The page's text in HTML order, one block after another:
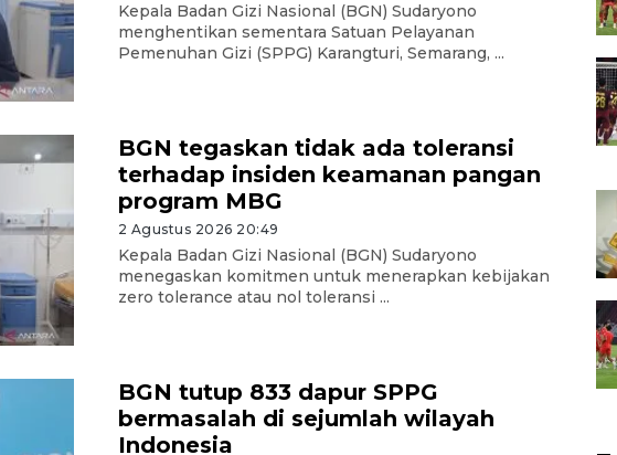
Kepala Badan Gizi Nasional (BGN) Sudaryono
menghentikan sementara Satuan Pelayanan
Pemenuhan Gizi (SPPG) Karangturi, Semarang, ...
BGN tegaskan tidak ada toleransi
terhadap insiden keamanan pangan
program MBG
2 Agustus 2026 20:49
Kepala Badan Gizi Nasional (BGN) Sudaryono
menegaskan komitmen untuk menerapkan kebijakan
zero tolerance atau nol toleransi ...
BGN tutup 833 dapur SPPG
bermasalah di sejumlah wilayah
Indonesia